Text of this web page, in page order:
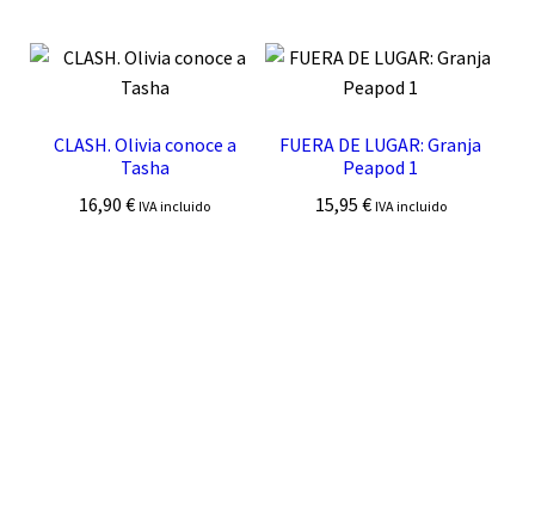
CLASH. Olivia conoce a
Tasha
16,90€ IVA incluido
FUERA DE LUGAR: Granja
Peapod 1
15,95 € IVA incluido